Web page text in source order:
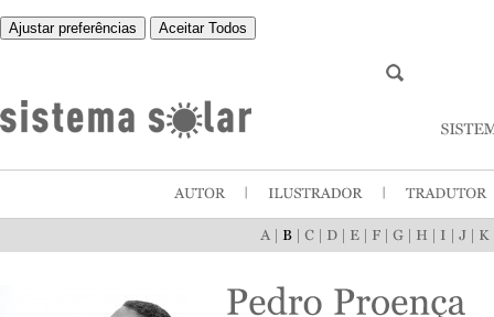
Ajustar preferências Aceitar Todos